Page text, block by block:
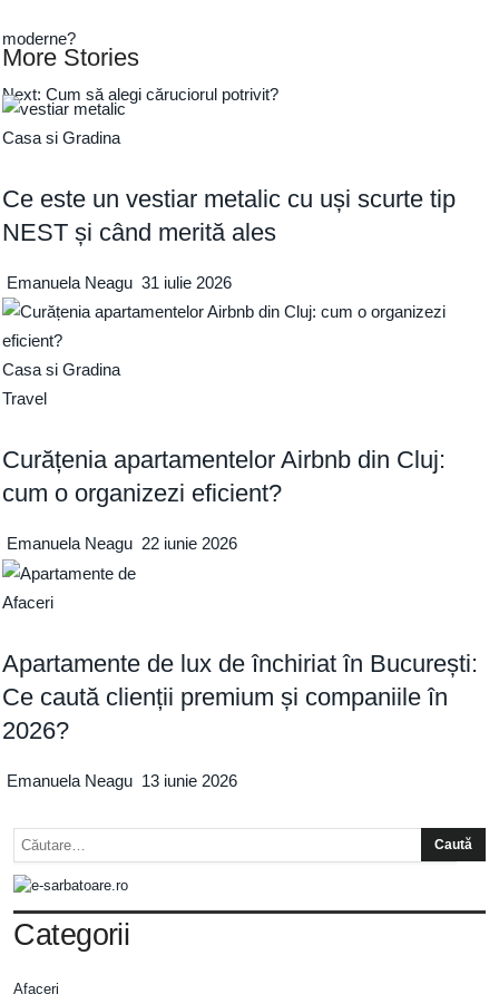
moderne?
Next:Cum să alegi căruciorul potrivit?
More Stories
Casa si Gradina
Ce este un vestiar metalic cu uși scurte tip
NEST și când merită ales
Emanuela Neagu 31 iulie 2026
Casa si Gradina
Travel
Curățenia apartamentelor Airbnb din Cluj:
cum o organizezi eficient?
Emanuela Neagu 22 iunie 2026
Afaceri
Apartamente de lux de închiriat în București:
Ce caută clienții premium și companiile în
2026?
Emanuela Neagu 13 iunie 2026
Categorii
Afaceri